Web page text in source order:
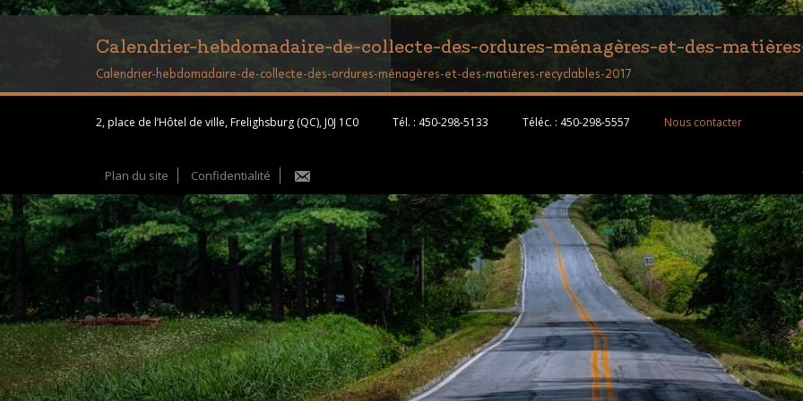
Calendrier-hebdomadaire-de-collecte-des-ordures-ménagères-et-des-
Calendrier-hebdomadaire-de-collecte-des-ordures-ménagères-et-des-matières-recyclables-2017
2, place de l’Hôtel de ville, Frelighsburg (QC), J0J 1C0 Tél. : 450-298-5133 Téléc. : 450-298-5557 Nous contacter
Plan du site Confidentialité